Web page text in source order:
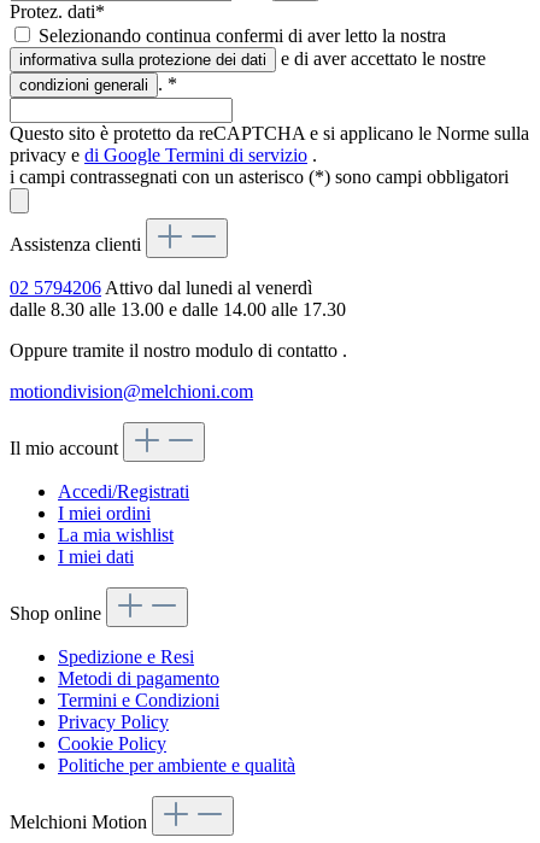
Protez. dati*
Selezionando continua confermi di aver letto la nostra
informativa sulla protezione dei dati e di aver accettato le nostre
condizioni generali . *
Questo sito è protetto da reCAPTCHA e si applicano le Norme sulla
privacy e di Google Termini di servizio .
i campi contrassegnati con un asterisco (*) sono campi obbligatori
Assistenza clienti
02 5794206Attivo dal lunedi al venerdì
dalle 8.30 alle 13.00 e dalle 14.00 alle 17.30
Oppure tramite il nostro modulo di contatto .
motiondivision@melchioni.com
Il mio account
Accedi/Registrati
I miei ordini
La mia wishlist
I miei dati
Shop online
Spedizione e Resi
Metodi di pagamento
Termini e Condizioni
Privacy Policy
Cookie Policy
Politiche per ambiente e qualità
Melchioni Motion